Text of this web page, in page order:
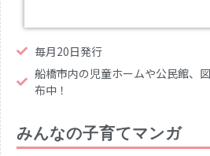
毎月20日発行
船橋市内の児童ホームや公民館、
布中！
みんなの子育てマンガ